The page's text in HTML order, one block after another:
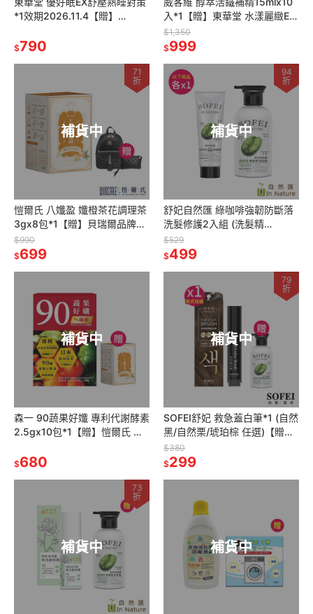
*1效期2026.11.4【贈】
SLEEP舒眠噴霧*1
$790
入*1【贈】東華堂 水漾麗緻EX
活妍對策500mgx30顆*2
$1,350
$999
補貨中
71
折
愷爾氏 八孅盈 孅橙茶花調理茶
3gx8包*1【贈】貝瑞爾品牌精
品包包組(後背包+手拿包)*1
$990
$699
補貨中
94
折
舒妃自然匯 綠咖啡強韌防斷落
洗髮修護2入組 (洗髮精
300ml+修護霜200ml 各1)
$529
$499
補貨中
森一 90蔬果好孅 專利代謝酵素
2.5gx10包*1【贈】愷爾氏 八
$680
補貨中
79
折
SOFEI舒妃 救急蓋白筆*1 (自然
黑/自然栗/琥珀棕 任選)【贈】
舒妃自然匯 綠咖啡強韌防斷落
洗髮精300ml*1
$380
$299
補貨中
73
折
補貨中